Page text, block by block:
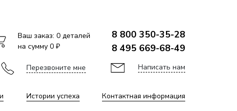
Ваш заказ: 0деталей
на сумму 0 ₽
8 800 350-35-28
8 495 669-68-49
Перезвоните мне Написать нам
Истории успеха Контактная информация